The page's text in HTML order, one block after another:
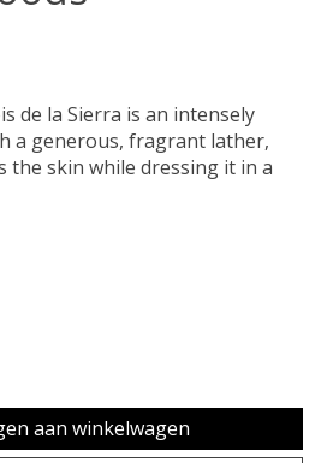
de la Sierra is an intensely
a generous, fragrant lather,
the skin while dressing it in a
product is
aan winkelwagen